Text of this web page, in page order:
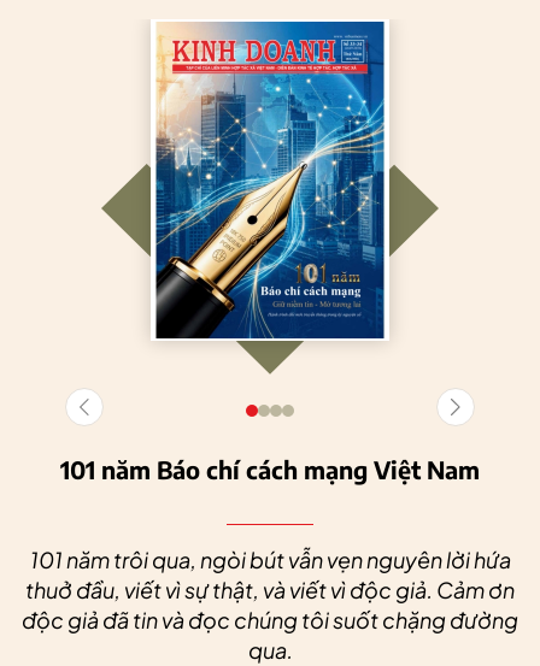
101 năm Báo chí cách mạng Việt Nam
101 năm trôi qua, ngòi bút vẫn vẹn nguyên lời hứa
thuở đầu, viết vì sự thật, và viết vì độc giả. Cảm ơn
độc giả đã tin và đọc chúng tôi suốt chặng đường
qua.